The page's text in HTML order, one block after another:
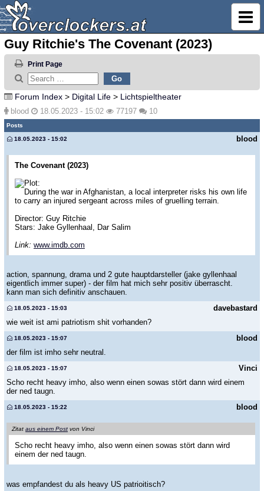
Guy Ritchie's The Covenant (2023)
Print Page
Forum Index > Digital Life > Lichtspieltheater
blood 18.05.2023 - 15:02 77197 10
Posts
blood
18.05.2023 - 15:02
The Covenant (2023)
Plot:
During the war in Afghanistan, a local interpreter risks his own life
to carry an injured sergeant across miles of gruelling terrain.
Director: Guy Ritchie
Stars: Jake Gyllenhaal, Dar Salim
Link: www.imdb.com
action, spannung, drama und 2 gute hauptdarsteller (jake gyllenhaal
eigentlich immer super) - der film hat mich sehr positiv überrascht.
kann man sich definitiv anschauen.
davebastard
18.05.2023 - 15:03
wie weit ist ami patriotism shit vorhanden?
blood
18.05.2023 - 15:07
der film ist imho sehr neutral.
Vinci
18.05.2023 - 15:07
Scho recht heavy imho, also wenn einen sowas stört dann wird einem
der ned taugn.
blood
18.05.2023 - 15:22
Zitat aus einem Post von Vinci
Scho recht heavy imho, also wenn einen sowas stört dann wird
einem der ned taugn.
was empfandest du als heavy US patrioitisch?